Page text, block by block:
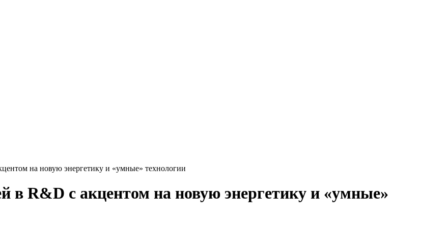
на новую энергетику и «умные» технологии
в R&D с акцентом на новую энергетику и «умные»